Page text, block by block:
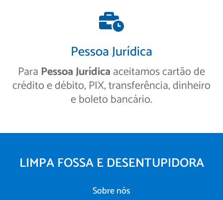
Pessoa Jurídica
Para Pessoa Jurídicaaceitamos cartão de
crédito e débito, PIX, transferência, dinheiro
e boleto bancário.
LIMPA FOSSA E DESENTUPIDORA
Sobre nós